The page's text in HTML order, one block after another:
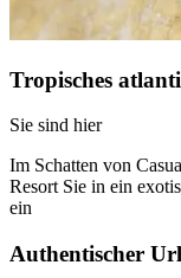
Tropisches
Sie sind hier
Im Schatten von
Resort Sie in ein
ein
Authentischer